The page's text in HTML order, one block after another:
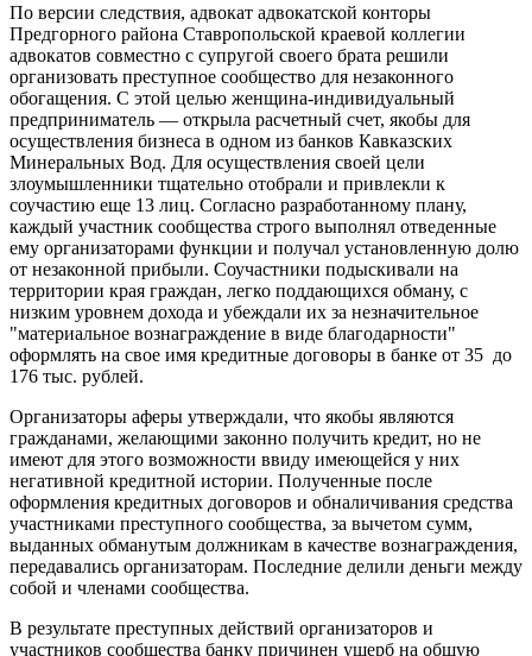
По версии следствия, адвокат адвокатской конторы
Предгорного района Ставропольской краевой коллегии
адвокатов совместно с супругой своего брата решили
организовать преступное сообщество для незаконного
обогащения. С этой целью женщина-индивидуальный
предприниматель — открыла расчетный счет, якобы для
осуществления бизнеса в одном из банков Кавказских
Минеральных Вод. Для осуществления своей цели
злоумышленники тщательно отобрали и привлекли к
соучастию еще 13 лиц. Согласно разработанному плану,
каждый участник сообщества строго выполнял отведенные
ему организаторами функции и получал установленную долю
от незаконной прибыли. Соучастники подыскивали на
территории края граждан, легко поддающихся обману, с
низким уровнем дохода и убеждали их за незначительное
"материальное вознаграждение в виде благодарности"
оформлять на свое имя кредитные договоры в банке от 35 до
176 тыс. рублей.
Организаторы аферы утверждали, что якобы являются
гражданами, желающими законно получить кредит, но не
имеют для этого возможности ввиду имеющейся у них
негативной кредитной истории. Полученные после
оформления кредитных договоров и обналичивания средства
участниками преступного сообщества, за вычетом сумм,
выданных обманутым должникам в качестве вознаграждения,
передавались организаторам. Последние делили деньги между
собой и членами сообщества.
В результате преступных действий организаторов и
участников сообщества банку причинен ущерб на общую